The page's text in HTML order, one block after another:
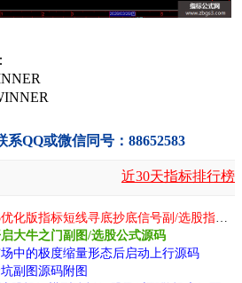
：
QQ或微信同号：88652583
近30天指标排行榜
大牛之门副图/选股公式源码
中的极度缩量形态后启动上行源码
副图源码附图